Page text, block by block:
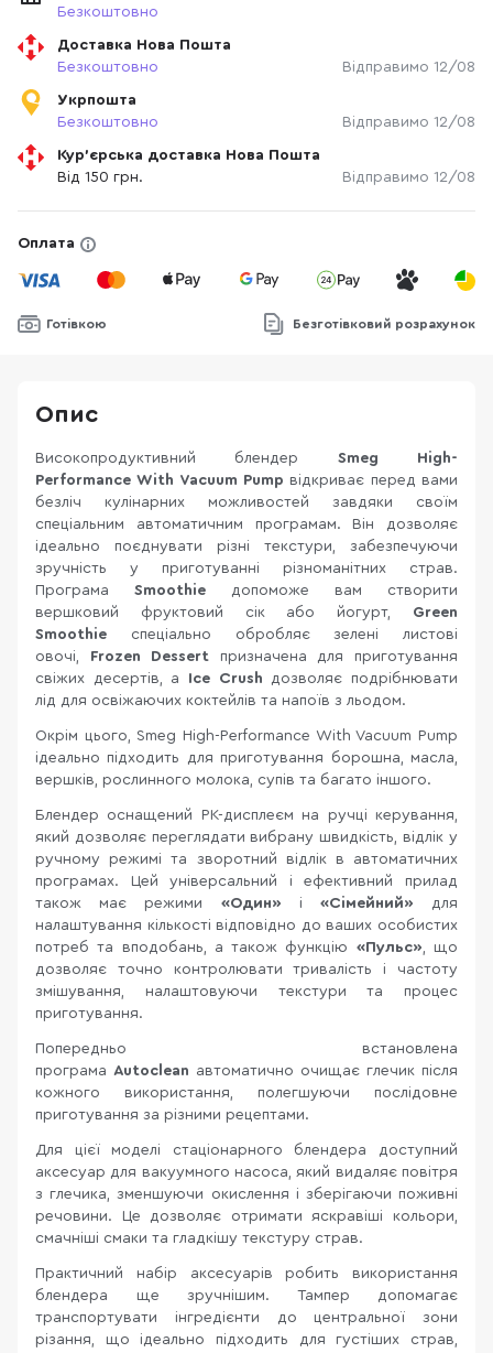
Безкоштовно
Доставка Нова Пошта
Безкоштовно
Відправимо 12/08
Укрпошта
Безкоштовно
Відправимо 12/08
Кур'єрська доставка Нова Пошта
Від 150 грн.
Відправимо 12/08
Оплата
Готівкою Безготівковий розрахунок
Опис
Високопродуктивний блендер Smeg High-
Performance With Vacuum Pump відкриває перед вами
безліч кулінарних можливостей завдяки своїм
спеціальним автоматичним програмам. Він дозволяє
ідеально поєднувати різні текстури, забезпечуючи
зручність у приготуванні різноманітних страв.
Програма Smoothie допоможе вам створити
вершковий фруктовий сік або йогурт, Green
Smoothie спеціально обробляє зелені листові
овочі, Frozen Dessert призначена для приготування
свіжих десертів, а Ice Crush дозволяє подрібнювати
лід для освіжаючих коктейлів та напоїв з льодом.
Окрім цього, Smeg High-Performance With Vacuum Pump
ідеально підходить для приготування борошна, масла,
вершків, рослинного молока, супів та багато іншого.
Блендер оснащений РК-дисплеєм на ручці керування,
який дозволяє переглядати вибрану швидкість, відлік у
ручному режимі та зворотний відлік в автоматичних
програмах. Цей універсальний і ефективний прилад
також має режими «Один» і «Сімейний» для
налаштування кількості відповідно до ваших особистих
потреб та вподобань, а також функцію «Пульс», що
дозволяє точно контролювати тривалість і частоту
змішування, налаштовуючи текстури та процес
приготування.
Попередньо встановлена
програма Autoclean автоматично очищає глечик після
кожного використання, полегшуючи послідовне
приготування за різними рецептами.
Для цієї моделі стаціонарного блендера доступний
аксесуар для вакуумного насоса, який видаляє повітря
з глечика, зменшуючи окислення і зберігаючи поживні
речовини. Це дозволяє отримати яскравіші кольори,
смачніші смаки та гладкішу текстуру страв.
Практичний набір аксесуарів робить використання
блендера ще зручнішим. Тампер допомагає
транспортувати інгредієнти до центральної зони
різання, що ідеально підходить для густіших страв,